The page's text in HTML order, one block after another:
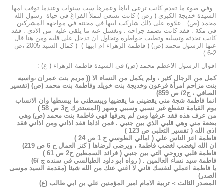
وفي ضوء ما تقدم كانت ترعى اباها وعمرها ست سنوات وعندما توفت امها
السيدة خديجة الكبرى ( رض ) كانت تسعى لتملأ الفراغ في حياة رسول الله
محمد (ص) . علاوة على ذلك شاركت ابيها في محنته في مواجهة المشركين
في مكة . فقد كانت تضمد جراحه . وتغسل عنه ما يلقى عليه من الاذى . فقد
كانت تحدثه وتسليه وتطيب خواطره وتحاول ان تدخل على قلبه ومن هنا قال
عنها الرسول محمد (ص) ( فاطمة الزهراء ام ابيها ) ( كمال السيد 2005 ،ص
2-6 )
اقوال الرسول الاعظم محمد (ص) في السيدة فاطمة الزهراء ( ع) :
كمل من الرجال كثير ، ولم يكمل من النساء الا (( مريم بنت عمران ،واسيه
بنت مزاحم امرأة فرعون وخديجة بنت خويلد وفاطمة بنت محمد (ص) (تفسير
الصافي ، ج2/ ص 859)
انما فاطمة شجة مني يقضيني ما يقضيها ويبسطني ما يبسطها وان الانساب
يوم القيامة تنقطع غير نسبي وسببي وصهر (المستدرك ج3 ص 58 )
من عرف هذه فقد عرفها ومن لم يعرفها فهي فاطمة بنت محمد (ص) وهي
بضعة مني وهي قلبي الذي بين جنبي . فمن اذاها فقد اذاني ومن اذاني فقد
اذى الله ( تفسير الثعلبي ص 123 )
فاطمة اعز الناس علي ( امالي الطوسي ح 1 ص 24 )
ان الله ليغضب لغضب فاطمة ، ويرضى لرضاها ( كنز العمال ح 6 ص 219)
فاطمة قلبي وروحي التي بين جنبي ( فرائد السمطين ح2 ص 61 )
فاطمة سيد نساء العالمين . ( رواه ابو داود الطيالسي في سنده ج /6)
يا فاطمة اعملي لنفسك فاني لا اغني عنك من الله شيئا (مقدمة السيد موسى
الصدر)
المصدر الثالث :- تربية الامام امير المؤمنين علي بن ابي طالب (ع)